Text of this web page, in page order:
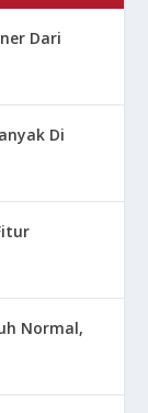
Dari
Di
Normal,